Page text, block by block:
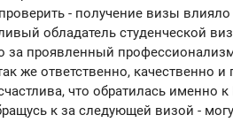
- получение визы
обладатель студенческой
за проявленный
же ответственно, качественно
что обратилась именно
к за следующей визой -